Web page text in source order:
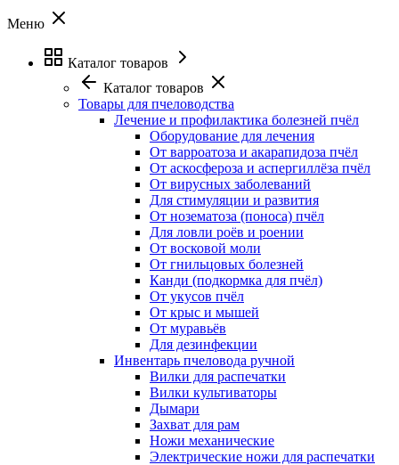
Меню
Каталог товаров
Каталог товаров
Товары для пчеловодства
Лечение и профилактика болезней пчёл
Оборудование для лечения
От варроатоза и акарапидоза пчёл
От аскосфероза и аспергиллёза пчёл
От вирусных заболеваний
Для стимуляции и развития
От нозематоза (поноса) пчёл
Для ловли роёв и роении
От восковой моли
От гнильцовых болезней
Канди (подкормка для пчёл)
От укусов пчёл
От крыс и мышей
От муравьёв
Для дезинфекции
Инвентарь пчеловода ручной
Вилки для распечатки
Вилки культиваторы
Дымари
Захват для рам
Ножи механические
Электрические ножи для распечатки